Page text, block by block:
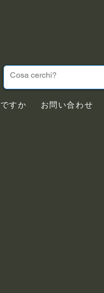
すか お問い合わせ